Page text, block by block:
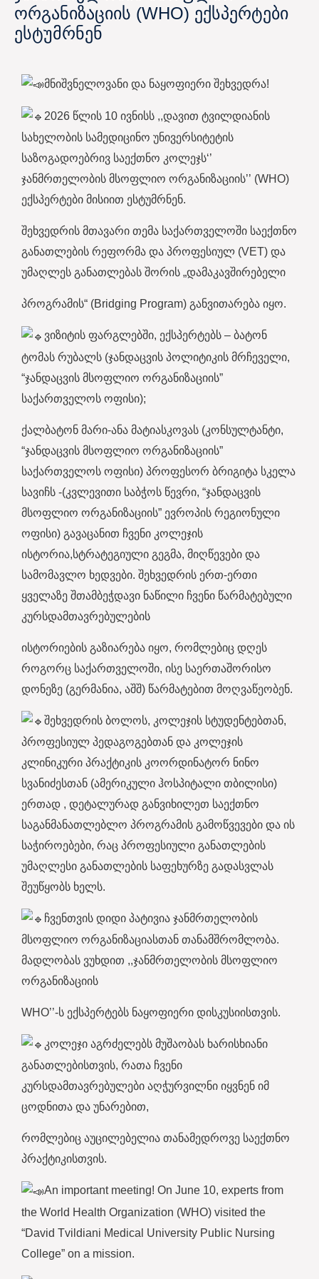
ორგანიზაციის (WHO) ექსპერტები
ესტუმრნენ
მნიშვნელოვანი და ნაყოფიერი შეხვედრა!
2026 წლის 10 ივნისს ,,დავით ტვილდიანის
სახელობის სამედიცინო უნივერსიტეტის
საზოგადოებრივ საექთნო კოლეჯს‘’
ჯანმრთელობის მსოფლიო ორგანიზაციის’’ (WHO)
ექსპერტები მისიით ესტუმრნენ.
შეხვედრის მთავარი თემა საქართველოში საექთნო
განათლების რეფორმა და პროფესიულ (VET) და
უმაღლეს განათლებას შორის „დამაკავშირებელი
პროგრამის“ (Bridging Program) განვითარება იყო.
ვიზიტის ფარგლებში, ექსპერტებს – ბატონ
ტომას რუბალს (ჯანდაცვის პოლიტიკის მრჩეველი,
“ჯანდაცვის მსოფლიო ორგანიზაციის”
საქართველოს ოფისი);
ქალბატონ მარი-ანა მატიასკოვას (კონსულტანტი,
“ჯანდაცვის მსოფლიო ორგანიზაციის”
საქართველოს ოფისი) პროფესორ ბრიგიტა სკელა
სავიჩს -(კვლევითი საბჭოს წევრი, “ჯანდაცვის
მსოფლიო ორგანიზაციის” ევროპის რეგიონული
ოფისი) გავაცანით ჩვენი კოლეჯის
ისტორია,სტრატეგიული გეგმა, მიღწევები და
სამომავლო ხედვები. შეხვედრის ერთ-ერთი
ყველაზე შთამბეჭდავი ნაწილი ჩვენი წარმატებული
კურსდამთავრებულების
ისტორიების გაზიარება იყო, რომლებიც დღეს
როგორც საქართველოში, ისე საერთაშორისო
დონეზე (გერმანია, აშშ) წარმატებით მოღვაწეობენ.
შეხვედრის ბოლოს, კოლეჯის სტუდენტებთან,
პროფესიულ პედაგოგებთან და კოლეჯის
კლინიკური პრაქტიკის კოორდინატორ ნინო
სვანიძესთან (ამერიკული ჰოსპიტალი თბილისი)
ერთად , დეტალურად განვიხილეთ საექთნო
საგანმანათლებლო პროგრამის გამოწვევები და ის
საჭიროებები, რაც პროფესიული განათლების
უმაღლესი განათლების საფეხურზე გადასვლას
შეუწყობს ხელს.
ჩვენთვის დიდი პატივია ჯანმრთელობის
მსოფლიო ორგანიზაციასთან თანამშრომლობა.
მადლობას ვუხდით ,,ჯანმრთელობის მსოფლიო
ორგანიზაციის
WHO’’-ს ექსპერტებს ნაყოფიერი დისკუსიისთვის.
კოლეჯი აგრძელებს მუშაობას ხარისხიანი
განათლებისთვის, რათა ჩვენი
კურსდამთავრებულები აღჭურვილნი იყვნენ იმ
ცოდნითა და უნარებით,
რომლებიც აუცილებელია თანამედროვე საექთნო
პრაქტიკისთვის.
An important meeting! On June 10, experts from
the World Health Organization (WHO) visited the
“David Tvildiani Medical University Public Nursing
College” on a mission.